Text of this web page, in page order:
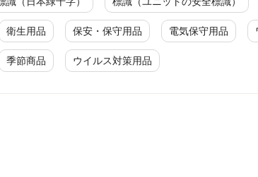
衛生用品 保安・保守用品 電気保守用品
季節商品 ウイルス対策用品